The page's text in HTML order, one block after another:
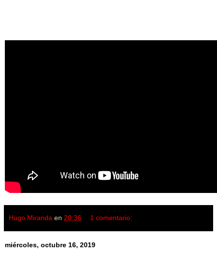
Hugo Miranda en 20:36 1 comentario:
miércoles, octubre 16, 2019